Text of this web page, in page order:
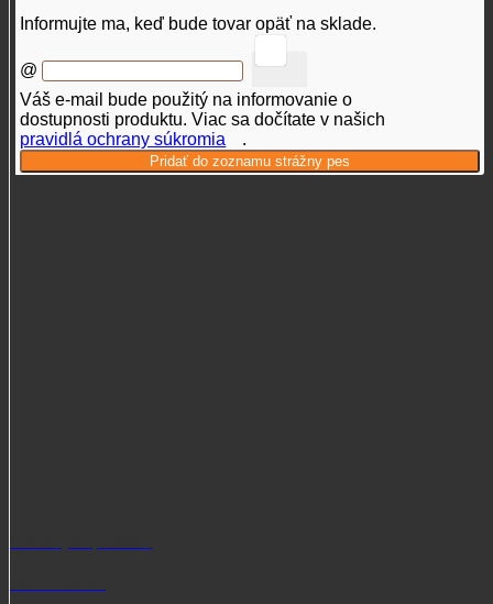
Informujte ma, keď bude tovar opäť na sklade.
@
Váš e-mail bude použitý na informovanie o
dostupnosti produktu. Viac sa dočítate v našich
pravidlá ochrany súkromia
.